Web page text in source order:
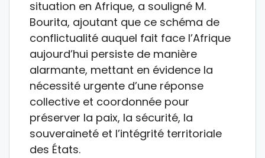
situation en Afrique, a souligné M.
Bourita, ajoutant que ce schéma de
conflictualité auquel fait face l’Afrique
aujourd’hui persiste de manière
alarmante, mettant en évidence la
nécessité urgente d’une réponse
collective et coordonnée pour
préserver la paix, la sécurité, la
souveraineté et l’intégrité territoriale
des États.